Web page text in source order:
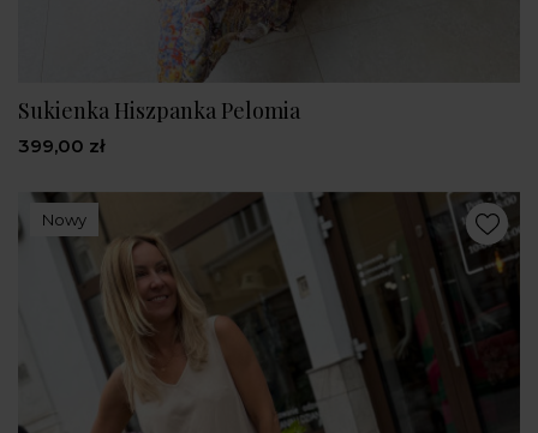
Sukienka Hiszpanka Pelomia
399,00 zł
Nowy